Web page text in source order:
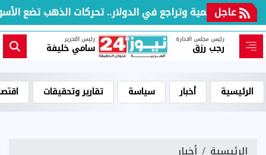
عاجل
قفزة عالمية وتراجع في الدولار.. تحركات الذهب تضع
رئيس مجلس الادارة
رجب رزق
رئيس التحرير
سامي خليفة
الرئيسية أخبار سياسة تقارير وتحقيقات
الرئيسية أخبار